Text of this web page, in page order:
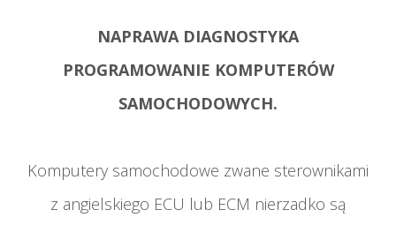
NAPRAWA DIAGNOSTYKA
PROGRAMOWANIE KOMPUTERÓW
SAMOCHODOWYCH.
Komputery samochodowe zwane sterownikami
z angielskiego ECU lub ECM nierzadko są